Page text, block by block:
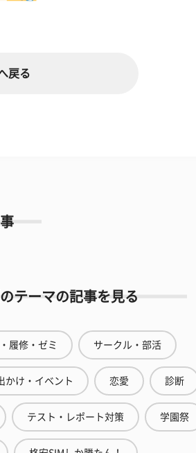
戻る
テーマの記事を見る
履修・ゼミ サークル・部活
かけ・イベント 恋愛 診断
テスト・レポート対策 学園祭